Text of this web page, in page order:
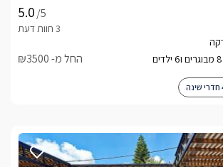
/5
החל מ- ₪3500